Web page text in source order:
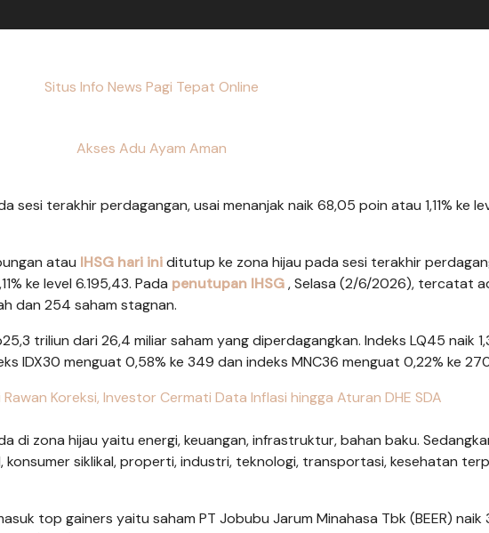
Situs Info News Pagi Tepat Online
Akses Adu Ayam Aman
sesi terakhir perdagangan, usai menanjak naik 68,05 poin atau 1,11% ke
atau IHSG hari iniditutup ke zona hijau pada sesi terakhir
ke level 6.195,43. Pada penutupan IHSG, Selasa (2/6/2026), tercatat
dan 254 saham stagnan.
triliun dari 26,4 miliar saham yang diperdagangkan. Indeks LQ45 naik
IDX30 menguat 0,58% ke 349 dan indeks MNC36 menguat 0,22% ke
Rawan Koreksi, Investor Cermati Data Inflasi hingga Aturan DHE SDA
di zona hijau yaitu energi, keuangan, infrastruktur, bahan baku.
konsumer siklikal, properti, industri, teknologi, transportasi, kesehatan
top gainers yaitu saham PT Jobubu Jarum Minahasa Tbk (BEER) naik